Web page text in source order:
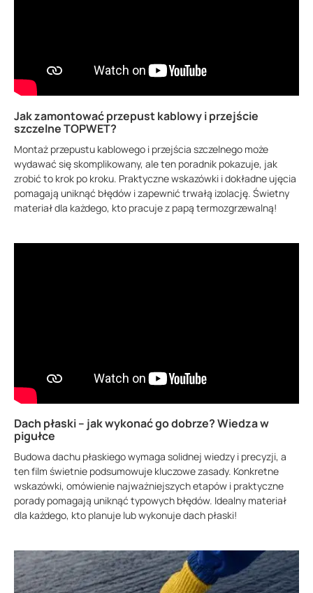
Jak zamontować przepust kablowy i przejście
szczelne TOPWET?
Montaż przepustu kablowego i przejścia szczelnego może
wydawać się skomplikowany, ale ten poradnik pokazuje, jak
zrobić to krok po kroku. Praktyczne wskazówki i dokładne ujęcia
pomagają uniknąć błędów i zapewnić trwałą izolację. Świetny
materiał dla każdego, kto pracuje z papą termozgrzewalną!
Dach płaski – jak wykonać go dobrze? Wiedza w
pigułce
Budowa dachu płaskiego wymaga solidnej wiedzy i precyzji, a
ten film świetnie podsumowuje kluczowe zasady. Konkretne
wskazówki, omówienie najważniejszych etapów i praktyczne
porady pomagają uniknąć typowych błędów. Idealny materiał
dla każdego, kto planuje lub wykonuje dach płaski!